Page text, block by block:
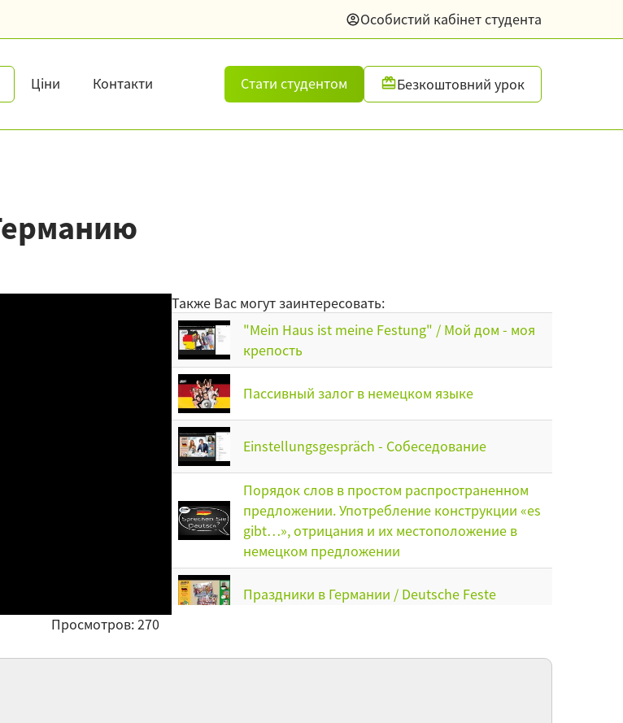
Особистий кабінет студента
Ціни Контакти Стати студентом Безкоштовний урок
Просмотров: 270
Также Вас могут заинтересовать:
"Mein Haus ist meine Festung" / Мой дом - моя
крепость
Пассивный залог в немецком языке
Einstellungsgespräch - Собеседование
Порядок слов в простом распространенном
предложении. Употребление конструкции «es
gibt…», отрицания и их местоположение в
немецком предложении
Праздники в Германии / Deutsche Feste